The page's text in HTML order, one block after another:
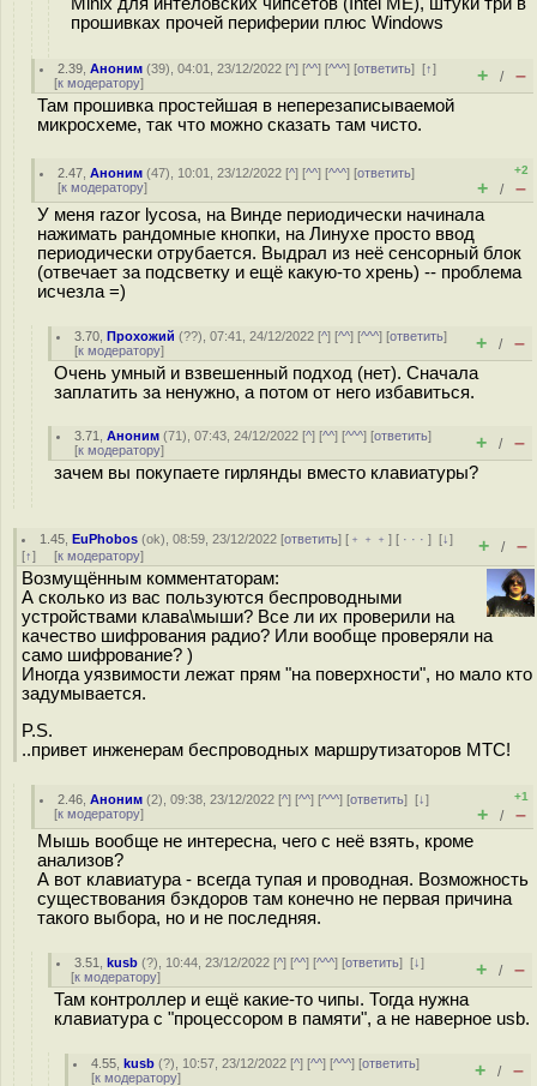
прошивках прочей периферии плюс Windows
2.39 ,Аноним (39), 04:01, 23/12/2022 [^] [^^] [^^^] [ответить][↑]
[к модератору] + / –
Там прошивка простейшая в неперезаписываемой
микросхеме, так что можно сказать там чисто.
2.47 ,Аноним (47), 10:01, 23/12/2022 [^] [^^] [^^^] [ответить]
[к модератору]
+2
+ / –
У меня razor lycosa, на Винде периодически начинала
нажимать рандомные кнопки, на Линухе просто ввод
периодически отрубается. Выдрал из неё сенсорный блок
(отвечает за подсветку и ещё какую-то хрень) -- проблема
исчезла =)
3.70 ,Прохожий (??), 07:41, 24/12/2022 [^] [^^] [^^^] [ответить]
[к модератору] + / –
Очень умный и взвешенный подход (нет). Сначала
заплатить за ненужно, а потом от него избавиться.
3.71 ,Аноним (71), 07:43, 24/12/2022 [^] [^^] [^^^] [ответить]
[к модератору] + / –
зачем вы покупаете гирлянды вместо клавиатуры?
1.45 ,EuPhobos (ok), 08:59, 23/12/2022 [ответить] [ ﹢﹢﹢] [ · · ·][↓]
[↑] [к модератору] + / –
Возмущённым комментаторам:
А сколько из вас пользуются беспроводными
устройствами клава\мыши? Все ли их проверили на
качество шифрования радио? Или вообще проверяли на
само шифрование? )
Иногда уязвимости лежат прям "на поверхности", но мало кто
задумывается.
P.S.
..привет инженерам беспроводных маршрутизаторов МТС!
2.46 ,Аноним (2), 09:38, 23/12/2022 [^] [^^] [^^^] [ответить][↓]
[к модератору]
+1
+ / –
Мышь вообще не интересна, чего с неё взять, кроме
анализов?
А вот клавиатура - всегда тупая и проводная. Возможность
существования бэкдоров там конечно не первая причина
такого выбора, но и не последняя.
3.51 ,kusb (?), 10:44, 23/12/2022 [^] [^^] [^^^] [ответить][↓]
[к модератору] + / –
Там контроллер и ещё какие-то чипы. Тогда нужна
клавиатура с "процессором в памяти", а не наверное usb.
4.55 ,kusb (?), 10:57, 23/12/2022 [^] [^^] [^^^] [ответить]
[к модератору] + / –